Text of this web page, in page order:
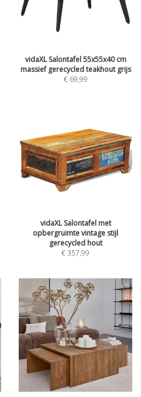
vidaXL Salontafel 55x55x40 cm
massief gerecycled teakhout grijs
€ 69,99
vidaXL Salontafel met
opbergruimte vintage stijl
gerecycled hout
€357,99